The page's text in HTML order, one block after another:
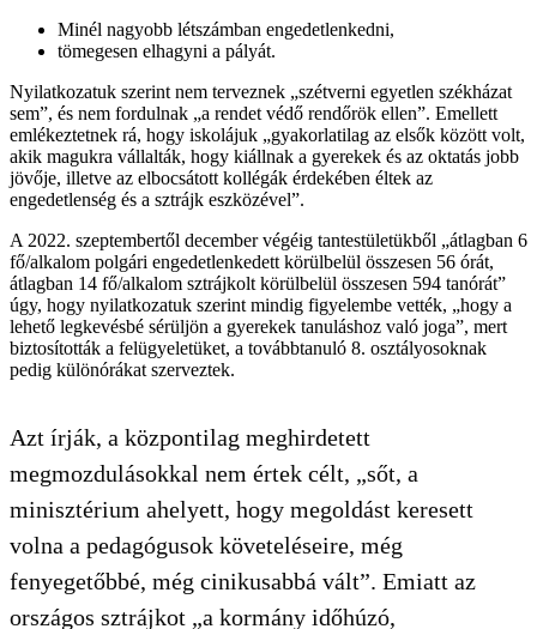
Minél nagyobb létszámban engedetlenkedni,
tömegesen elhagyni a pályát.
Nyilatkozatuk szerint nem terveznek „szétverni egyetlen székházat
sem”, és nem fordulnak „a rendet védő rendőrök ellen”. Emellett
emlékeztetnek rá, hogy iskolájuk „gyakorlatilag az elsők között volt,
akik magukra vállalták, hogy kiállnak a gyerekek és az oktatás jobb
jövője, illetve az elbocsátott kollégák érdekében éltek az
engedetlenség és a sztrájk eszközével”.
A 2022. szeptembertől december végéig tantestületükből „átlagban 6
fő/alkalom polgári engedetlenkedett körülbelül összesen 56 órát,
átlagban 14 fő/alkalom sztrájkolt körülbelül összesen 594 tanórát”
úgy, hogy nyilatkozatuk szerint mindig figyelembe vették, „hogy a
lehető legkevésbé sérüljön a gyerekek tanuláshoz való joga”, mert
biztosították a felügyeletüket, a továbbtanuló 8. osztályosoknak
pedig különórákat szerveztek.
Azt írják, a központilag meghirdetett
megmozdulásokkal nem értek célt, „sőt, a
minisztérium ahelyett, hogy megoldást keresett
volna a pedagógusok követeléseire, még
fenyegetőbbé, még cinikusabbá vált”. Emiatt az
országos sztrájkot „a kormány időhúzó,